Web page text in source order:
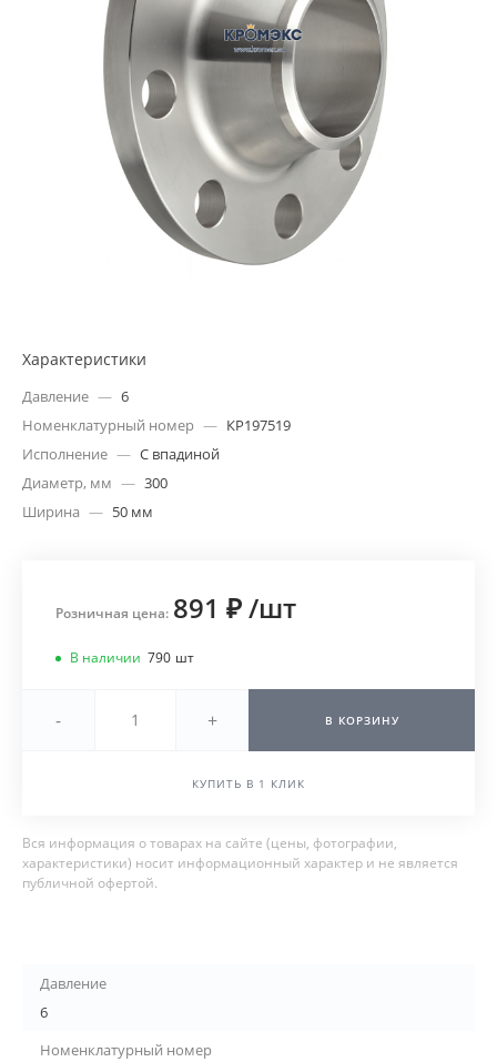
Характеристики
Давление — 6
Номенклатурный номер — КР197519
Исполнение — С впадиной
Диаметр, мм — 300
Ширина — 50 мм
Розничная цена: 891 ₽/шт
В наличии 790 шт
- + В КОРЗИНУ
КУПИТЬ В 1 КЛИК
Вся информация о товарах на сайте (цены, фотографии,
характеристики) носит информационный характер и не является
публичной офертой.
Давление
6
Номенклатурный номер